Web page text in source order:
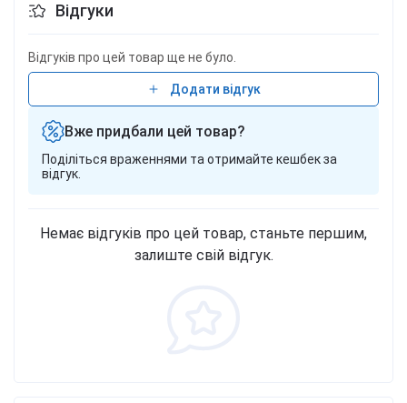
Відгуки
Відгуків про цей товар ще не було.
Додати відгук
Вже придбали цей товар?
Поділіться враженнями та отримайте кешбек за
відгук.
Немає відгуків про цей товар, станьте першим,
залиште свій відгук.